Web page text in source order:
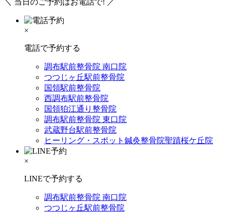
×
電話で予約する
調布駅前整骨院 南口院
つつじヶ丘駅前整骨院
国領駅前整骨院
西調布駅前整骨院
国領狛江通り整骨院
調布駅前整骨院 東口院
武蔵野台駅前整骨院
ヒーリング・スポット鍼灸整骨院聖蹟桜ケ丘院
×
LINEで予約する
調布駅前整骨院 南口院
つつじヶ丘駅前整骨院